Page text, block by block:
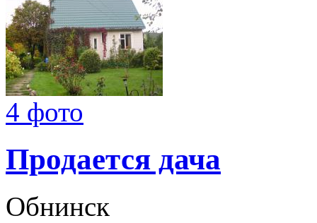
4 фото
Продается дача
Обнинск